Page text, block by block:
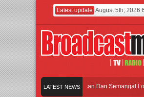
Latest update August 5th, 2026
LATEST NEWS
Rayakan Perpaduan Warisan Dan Semangat Lokal,